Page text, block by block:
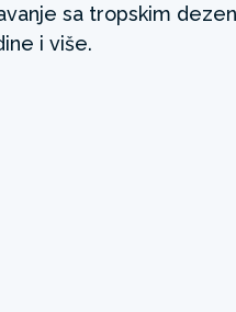
sa tropskim
i više.